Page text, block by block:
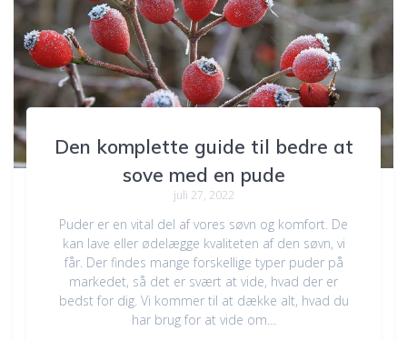
Den komplette guide til bedre at
sove med en pude
juli 27, 2022
Puder er en vital del af vores søvn og komfort. De
kan lave eller ødelægge kvaliteten af den søvn, vi
får. Der findes mange forskellige typer puder på
markedet, så det er svært at vide, hvad der er
bedst for dig. Vi kommer til at dække alt, hvad du
har brug for at vide om…